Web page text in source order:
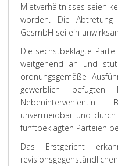
Mietverhältnisses seien
worden. Die
GesmbH sei ein
Die sechstbeklagte
weitgehend an und
ordnungsgemäße
gewerblich befugten
unvermeidbar und
fünftbeklagten Parteien
Das Erstgericht